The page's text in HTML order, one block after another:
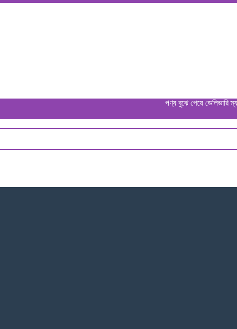
পণ্য বুঝে পেয়ে ডেলিভারি ম্যানকে